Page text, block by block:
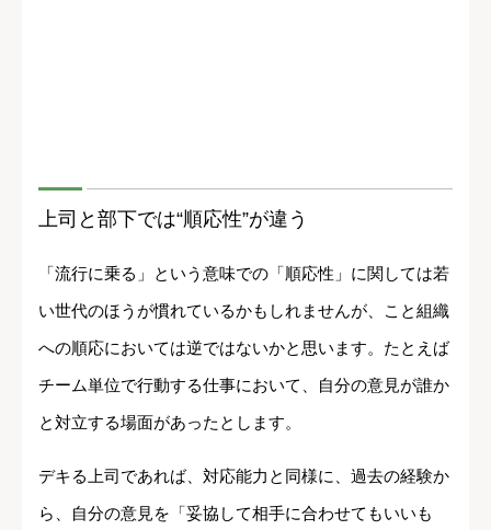
上司と部下では“順応性”が違う
「流行に乗る」という意味での「順応性」に関しては若
い世代のほうが慣れているかもしれませんが、こと組織
への順応においては逆ではないかと思います。たとえば
チーム単位で行動する仕事において、自分の意見が誰か
と対立する場面があったとします。
デキる上司であれば、対応能力と同様に、過去の経験か
ら、自分の意見を「妥協して相手に合わせてもいいも